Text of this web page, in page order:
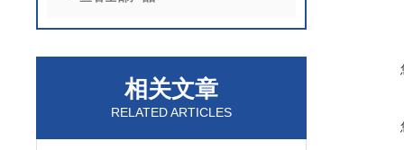
相关文章
RELATED ARTICLES